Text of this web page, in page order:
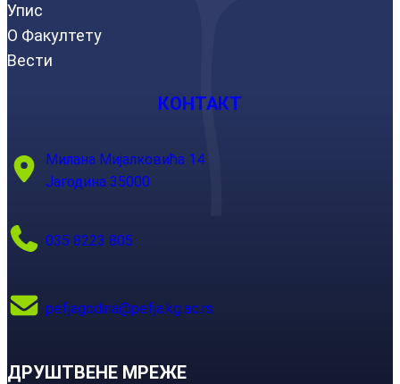
Упис
О Факултету
Вести
КОНТАКТ
Милана Мијалковића 14
Јагодина 35000
035 8223 805
pefjagodina@pefja.kg.ac.rs
ДРУШТВЕНЕ МРЕЖЕ